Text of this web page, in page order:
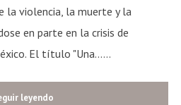
leyendo